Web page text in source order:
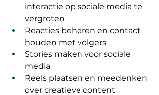
interactie op sociale media te
vergroten
Reacties beheren en contact
houden met volgers
Stories maken voor sociale
media
Reels plaatsen en meedenken
over creatieve content